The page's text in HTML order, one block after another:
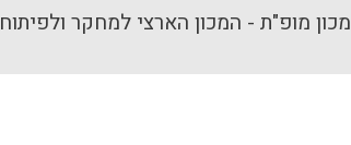
מכון מופ"ת - המכון הארצי למחקר